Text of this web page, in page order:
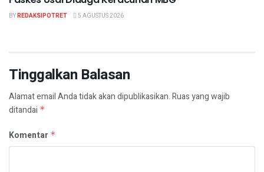
BYREDAKSIPOTRET 5 AGUSTUS 2026
Tinggalkan Balasan
Alamat email Anda tidak akan dipublikasikan.Ruas yang wajib
ditandai *
Komentar *